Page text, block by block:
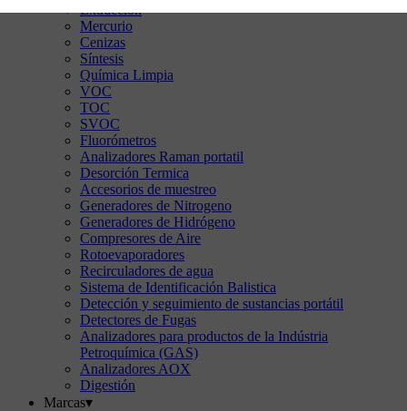
Extracción
Mercurio
Cenizas
Síntesis
Química Limpia
VOC
TOC
SVOC
Fluorómetros
Analizadores Raman portatil
Desorción Termica
Accesorios de muestreo
Generadores de Nitrogeno
Generadores de Hidrógeno
Compresores de Aire
Rotoevaporadores
Recirculadores de agua
Sistema de Identificación Balistica
Detección y seguimiento de sustancias portátil
Detectores de Fugas
Analizadores para productos de la Indústria
Petroquímica (GAS)
Analizadores AOX
Digestión
Marcas▾